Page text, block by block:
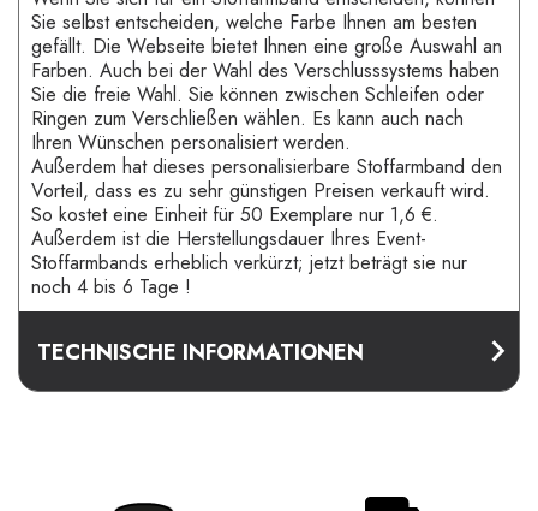
Sie selbst entscheiden, welche Farbe Ihnen am besten
gefällt. Die Webseite bietet Ihnen eine große Auswahl an
Farben. Auch bei der Wahl des Verschlusssystems haben
Sie die freie Wahl. Sie können zwischen Schleifen oder
Ringen zum Verschließen wählen. Es kann auch nach
Ihren Wünschen personalisiert werden.
Außerdem hat dieses personalisierbare Stoffarmband den
Vorteil, dass es zu sehr günstigen Preisen verkauft wird.
So kostet eine Einheit für 50 Exemplare nur 1,6 €.
Außerdem ist die Herstellungsdauer Ihres Event-
Stoffarmbands erheblich verkürzt; jetzt beträgt sie nur
noch 4 bis 6 Tage !
TECHNISCHE INFORMATIONEN